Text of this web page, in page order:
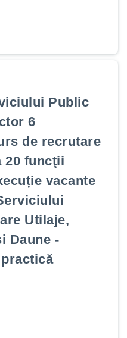
Public
6
de recrutare
20 funcţii
vacante
Utilaje,
Daune -